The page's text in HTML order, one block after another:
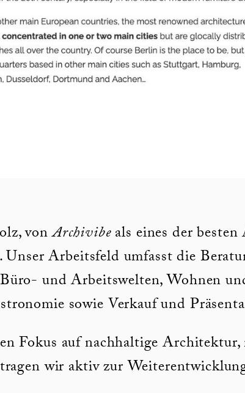
vonArchivibeals eines der
Unser Arbeitsfeld umfasst die
und Arbeitswelten, Wohnen
sowie Verkauf und
Fokus auf nachhaltige
wir aktiv zur